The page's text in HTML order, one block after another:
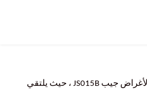
الكشف عن حقيبة الظهر متعددة الأغراض جيب JS015B ، حيث يلتقي